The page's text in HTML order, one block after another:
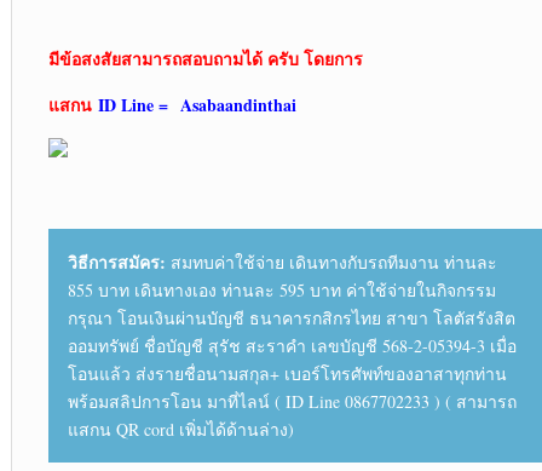
มีข้อสงสัยสามารถสอบถามได้ ครับ โดยการ
แสกน ID Line = Asabaandinthai
วิธีการสมัคร: สมทบค่าใช้จ่าย เดินทางกับรถทีมงาน ท่านละ
855 บาท เดินทางเอง ท่านละ 595 บาท ค่าใช้จ่ายในกิจกรรม
กรุณา โอนเงินผ่านบัญชี ธนาคารกสิกรไทย สาขา โลตัสรังสิต
ออมทรัพย์ ชื่อบัญชี สุรัช สะราคำ เลขบัญชี 568-2-05394-3 เมื่อ
โอนแล้ว ส่งรายชื่อนามสกุล+ เบอร์โทรศัพท์ของอาสาทุกท่าน
พร้อมสลิปการโอน มาที่ไลน์ ( ID Line 0867702233 ) ( สามารถ
แสกน QR cord เพิ่มได้ด้านล่าง)